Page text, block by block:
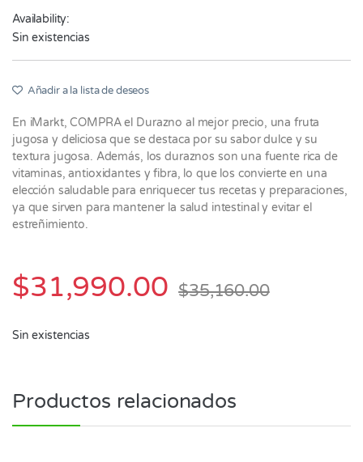
Availability:
Sin existencias
Añadir a la lista de deseos
En iMarkt, COMPRA el Durazno al mejor precio, una fruta
jugosa y deliciosa que se destaca por su sabor dulce y su
textura jugosa. Además, los duraznos son una fuente rica de
vitaminas, antioxidantes y fibra, lo que los convierte en una
elección saludable para enriquecer tus recetas y preparaciones,
ya que sirven para mantener la salud intestinal y evitar el
estreñimiento.
$31,990.00 $35,160.00
Sin existencias
Productos relacionados